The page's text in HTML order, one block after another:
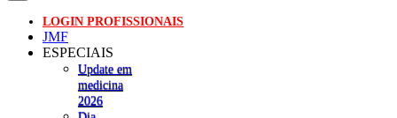
LOGIN PROFISSIONAIS
JMF
ESPECIAIS
Update em
medicina
2026